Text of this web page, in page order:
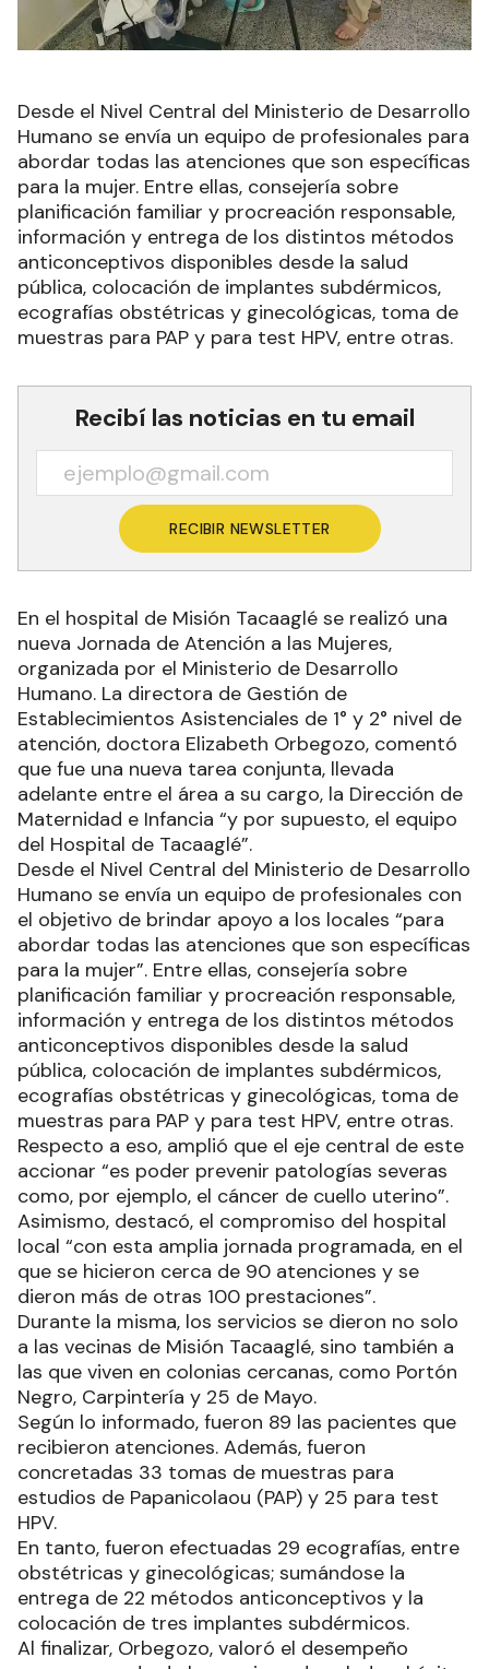
Desde el Nivel Central del Ministerio de Desarrollo
Humano se envía un equipo de profesionales para
abordar todas las atenciones que son específicas
para la mujer. Entre ellas, consejería sobre
planificación familiar y procreación responsable,
información y entrega de los distintos métodos
anticonceptivos disponibles desde la salud
pública, colocación de implantes subdérmicos,
ecografías obstétricas y ginecológicas, toma de
muestras para PAP y para test HPV, entre otras.
Recibí las noticias en tu email
RECIBIR NEWSLETTER
En el hospital de Misión Tacaaglé se realizó una
nueva Jornada de Atención a las Mujeres,
organizada por el Ministerio de Desarrollo
Humano. La directora de Gestión de
Establecimientos Asistenciales de 1° y 2° nivel de
atención, doctora Elizabeth Orbegozo, comentó
que fue una nueva tarea conjunta, llevada
adelante entre el área a su cargo, la Dirección de
Maternidad e Infancia “y por supuesto, el equipo
del Hospital de Tacaaglé”.
Desde el Nivel Central del Ministerio de Desarrollo
Humano se envía un equipo de profesionales con
el objetivo de brindar apoyo a los locales “para
abordar todas las atenciones que son específicas
para la mujer”. Entre ellas, consejería sobre
planificación familiar y procreación responsable,
información y entrega de los distintos métodos
anticonceptivos disponibles desde la salud
pública, colocación de implantes subdérmicos,
ecografías obstétricas y ginecológicas, toma de
muestras para PAP y para test HPV, entre otras.
Respecto a eso, amplió que el eje central de este
accionar “es poder prevenir patologías severas
como, por ejemplo, el cáncer de cuello uterino”.
Asimismo, destacó, el compromiso del hospital
local “con esta amplia jornada programada, en el
que se hicieron cerca de 90 atenciones y se
dieron más de otras 100 prestaciones”.
Durante la misma, los servicios se dieron no solo
a las vecinas de Misión Tacaaglé, sino también a
las que viven en colonias cercanas, como Portón
Negro, Carpintería y 25 de Mayo.
Según lo informado, fueron 89 las pacientes que
recibieron atenciones. Además, fueron
concretadas 33 tomas de muestras para
estudios de Papanicolaou (PAP) y 25 para test
HPV.
En tanto, fueron efectuadas 29 ecografías, entre
obstétricas y ginecológicas; sumándose la
entrega de 22 métodos anticonceptivos y la
colocación de tres implantes subdérmicos.
Al finalizar, Orbegozo, valoró el desempeño